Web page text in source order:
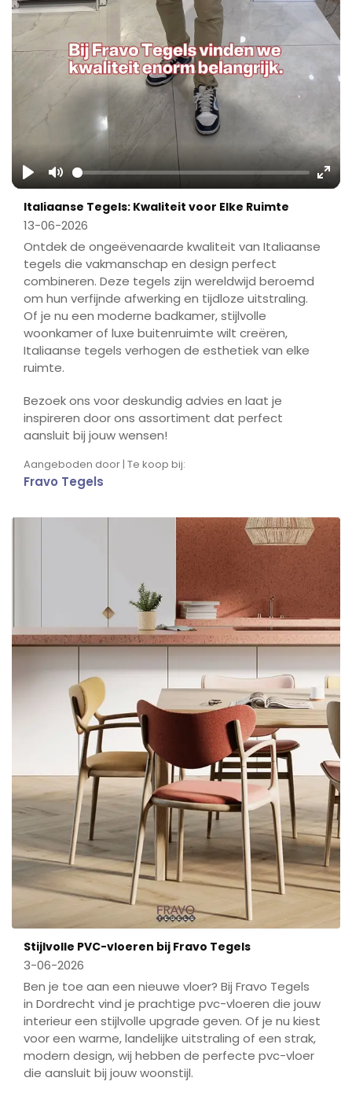
Play Mute
Italiaanse Tegels: Kwaliteit voor Elke Ruimte
13-06-2026
Ontdek de ongeëvenaarde kwaliteit van Italiaanse
tegels die vakmanschap en design perfect
combineren. Deze tegels zijn wereldwijd beroemd
om hun verfijnde afwerking en tijdloze uitstraling.
Of je nu een moderne badkamer, stijlvolle
woonkamer of luxe buitenruimte wilt creëren,
Italiaanse tegels verhogen de esthetiek van elke
ruimte.
Bezoek ons voor deskundig advies en laat je
inspireren door ons assortiment dat perfect
aansluit bij jouw wensen!
Aangeboden door | Te koop bij:
Fravo Tegels
Stijlvolle PVC-vloeren bij Fravo Tegels
3-06-2026
Ben je toe aan een nieuwe vloer? Bij Fravo Tegels
in Dordrecht vind je prachtige pvc-vloeren die jouw
interieur een stijlvolle upgrade geven. Of je nu kiest
voor een warme, landelijke uitstraling of een strak,
modern design, wij hebben de perfecte pvc-vloer
die aansluit bij jouw woonstijl.